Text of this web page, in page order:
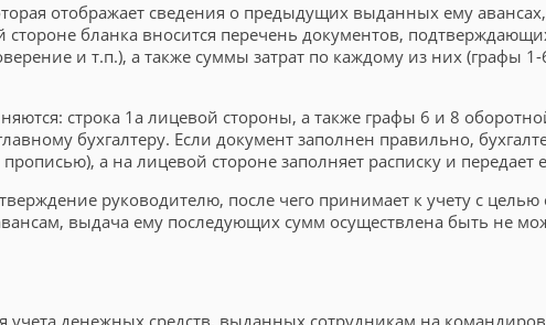
отображает сведения о предыдущих выданных ему
бланка вносится перечень документов,
и т.п.), а также суммы затрат по каждому из них (графы
строка 1а лицевой стороны, а также графы 6 и 8
бухгалтеру. Если документ заполнен правильно,
а на лицевой стороне заполняет расписку и передает
руководителю, после чего принимает к учету с
выдача ему последующих сумм осуществлена быть не